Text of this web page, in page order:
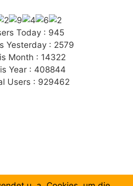
Today : 945
Yesterday : 2579
Month : 14322
Year : 408844
Users : 929462